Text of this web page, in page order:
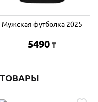
Мужская футболка 2025
5490 ₸